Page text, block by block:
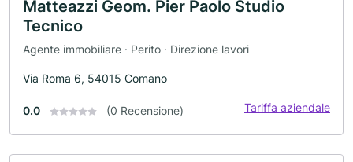
Matteazzi Geom. Pier Paolo Studio
Tecnico
Agente immobiliare · Perito · Direzione lavori
Via Roma 6, 54015 Comano
0.0 (0 Recensione) Tariffa aziendale